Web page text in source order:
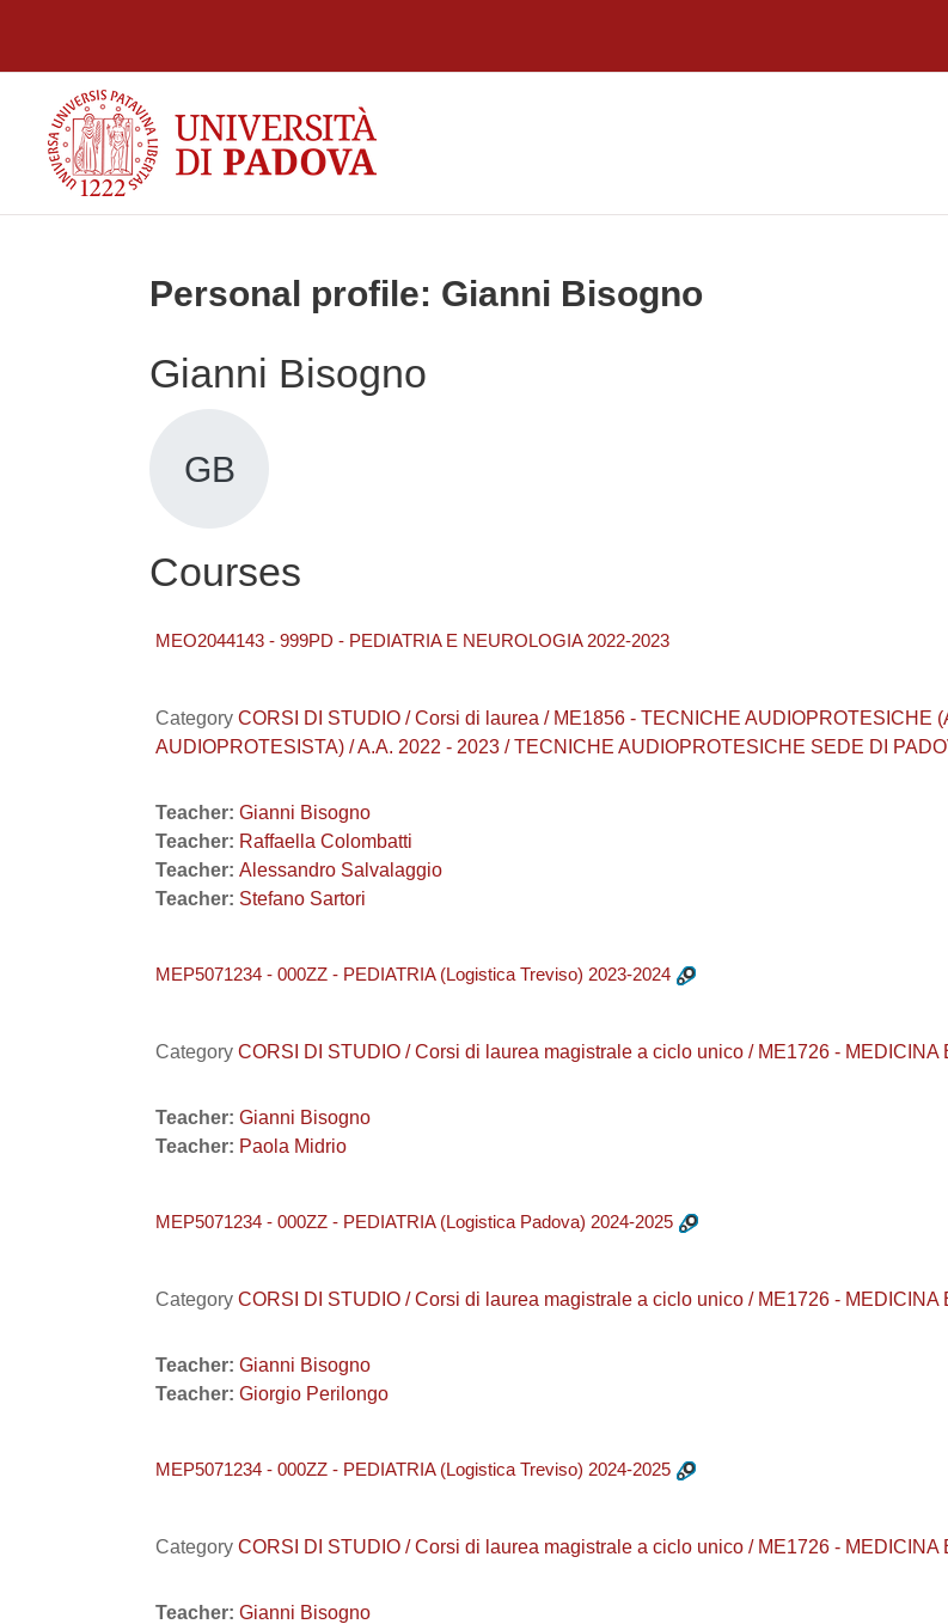
Personal profile: Gianni Bisogno
Gianni Bisogno
GB
Courses
MEO2044143 - 999PD - PEDIATRIA E NEUROLOGIA 2022-2023
Category CORSI DI STUDIO / Corsi di laurea / ME1856 - TECNICHE AUDIOPROTESICHE
AUDIOPROTESISTA) / A.A. 2022 - 2023 / TECNICHE AUDIOPROTESICHE SEDE DI
Teacher: Gianni Bisogno
Teacher: Raffaella Colombatti
Teacher: Alessandro Salvalaggio
Teacher: Stefano Sartori
MEP5071234 - 000ZZ - PEDIATRIA (Logistica Treviso) 2023-2024
Category CORSI DI STUDIO / Corsi di laurea magistrale a ciclo unico / ME1726 - MEDICINA
Teacher: Gianni Bisogno
Teacher: Paola Midrio
MEP5071234 - 000ZZ - PEDIATRIA (Logistica Padova) 2024-2025
Category CORSI DI STUDIO / Corsi di laurea magistrale a ciclo unico / ME1726 - MEDICINA
Teacher: Gianni Bisogno
Teacher: Giorgio Perilongo
MEP5071234 - 000ZZ - PEDIATRIA (Logistica Treviso) 2024-2025
Category CORSI DI STUDIO / Corsi di laurea magistrale a ciclo unico / ME1726 - MEDICINA
Teacher: Gianni Bisogno